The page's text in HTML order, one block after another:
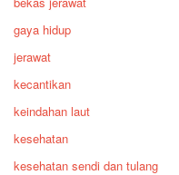
gaya hidup
jerawat
kecantikan
keindahan laut
kesehatan
kesehatan sendi dan tulang